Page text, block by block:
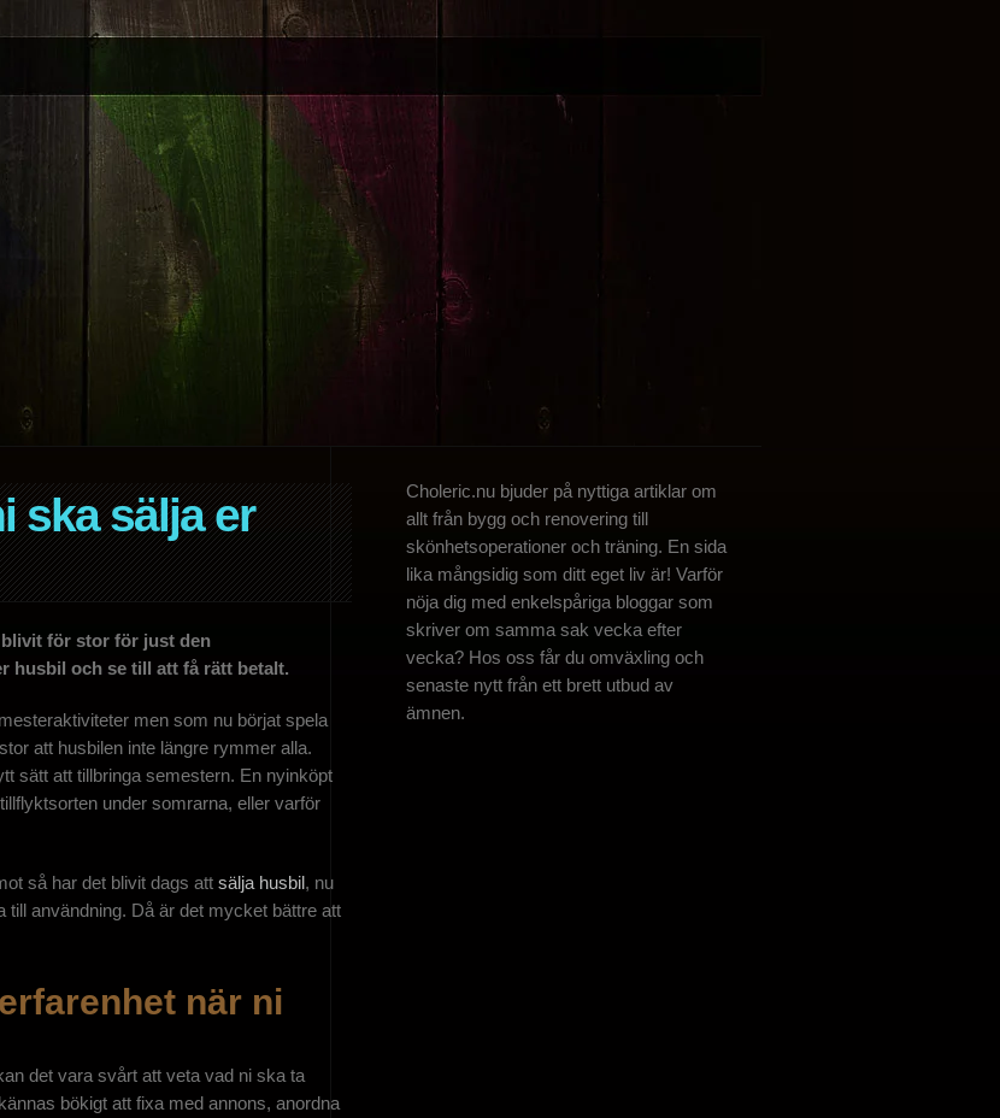
ska sälja er
för stor för just den
husbil och se till att få rätt betalt.
men som nu börjat spela
att husbilen inte längre rymmer alla.
sätt att tillbringa semestern. En nyinköpt
under somrarna, eller varför
så har det blivit dags attsälja husbil, nu
till användning. Då är det mycket bättre att
när ni
det vara svårt att veta vad ni ska ta
bökigt att fixa med annons, anordna
Choleric.nu bjuder på nyttiga artiklar om
allt från bygg och renovering till
skönhetsoperationer och träning. En sida
lika mångsidig som ditt eget liv är! Varför
nöja dig med enkelspåriga bloggar som
skriver om samma sak vecka efter
vecka? Hos oss får du omväxling och
senaste nytt från ett brett utbud av
ämnen.